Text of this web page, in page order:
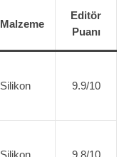
Malzeme
Editör
Puanı
Silikon 9.9/10
Silikon 9.8/10